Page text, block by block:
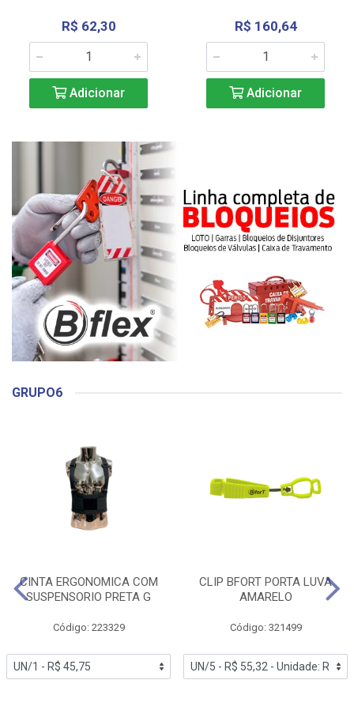
R$ 62,30
Adicionar
R$ 160,64
Adicionar
GRUPO6
CINTA ERGONOMICA COM
SUSPENSORIO PRETA G
Código: 223329
CLIP BFORT PORTA LUVA
AMARELO
Código: 321499